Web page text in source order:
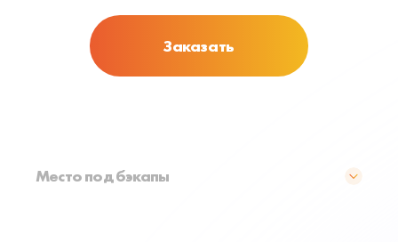
Заказать
Место под бэкапы